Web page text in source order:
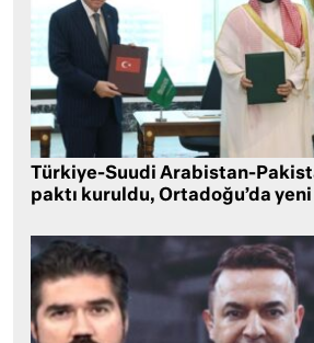
Türkiye-Suudi Arabistan-
paktı kuruldu, Ortadoğu’da